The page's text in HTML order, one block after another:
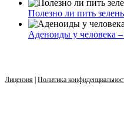
Полезно ли пить
Аденоиды у человека –
Лицензия | Политика